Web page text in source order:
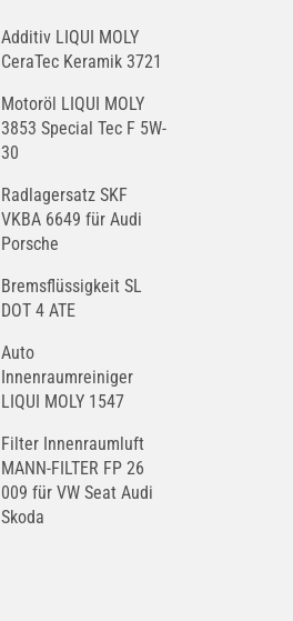
Additiv LIQUI MOLY
CeraTec Keramik 3721
Motoröl LIQUI MOLY
3853 Special Tec F 5W-
30
Radlagersatz SKF
VKBA 6649 für Audi
Porsche
Bremsflüssigkeit SL
DOT 4 ATE
Auto
Innenraumreiniger
LIQUI MOLY 1547
Filter Innenraumluft
MANN-FILTER FP 26
009 für VW Seat Audi
Skoda